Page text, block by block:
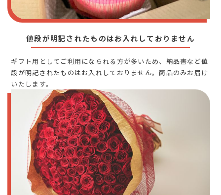
値段が明記されたものはお入れしておりません
ギフト用としてご利用になられる方が多いため、納品書など値
段が明記されたものはお入れしておりません。商品のみお届け
いたします。